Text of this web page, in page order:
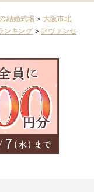
結婚式場 > 大阪市北
ンキング> アヴァンセ